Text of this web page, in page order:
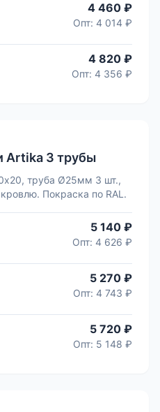
4 460 ₽
Опт: 4 014 ₽
4 820 ₽
Опт: 4 356 ₽
Artika 3 трубы
труба Ø25мм 3 шт.,
Покраска по RAL.
5 140 ₽
Опт: 4 626 ₽
5 270 ₽
Опт: 4 743 ₽
5 720 ₽
Опт: 5 148 ₽